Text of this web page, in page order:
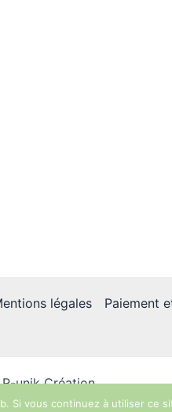
légales Paiement
unik Création
Si vous continuez à utiliser ce